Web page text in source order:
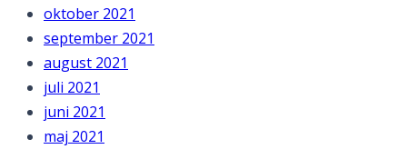
oktober 2021
september 2021
august 2021
juli 2021
juni 2021
maj 2021